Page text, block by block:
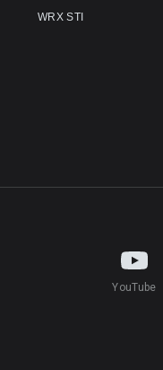
WRX STI
YouTube